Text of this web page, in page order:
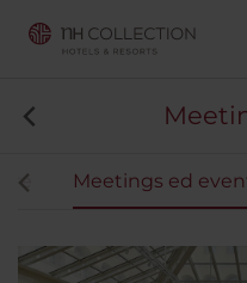
Meetings ed